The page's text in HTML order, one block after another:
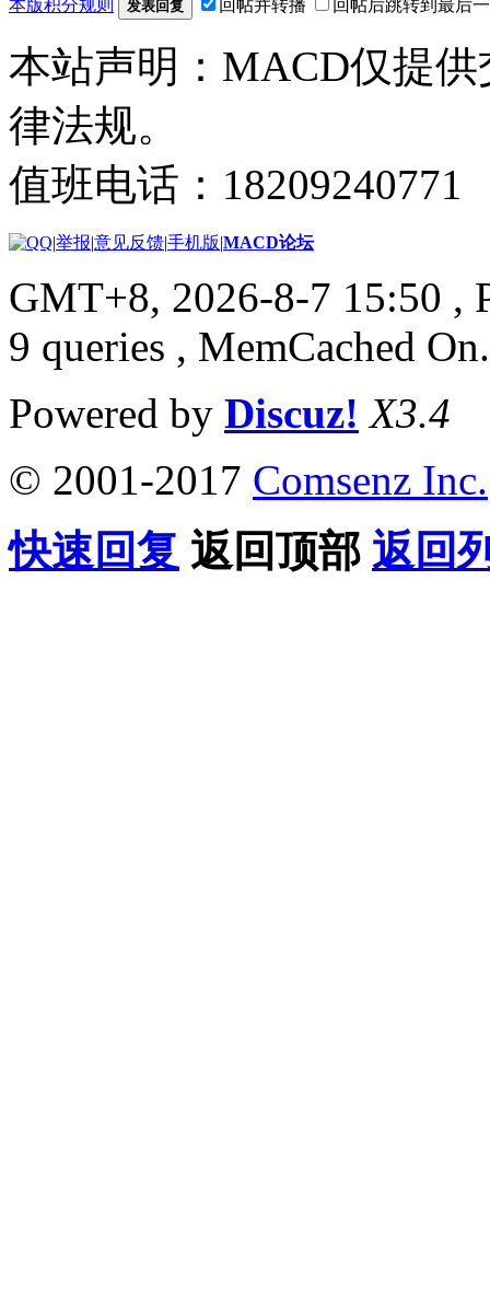
本版积分规则 发表回复 回帖并转播 回帖后跳转到最后
本站声明：MACD仅提
律法规。
值班电话：
|举报|意见反馈|手机版|MACD论坛
GMT+8, 2026-8-7 15:50 ,
9 queries , MemCached On.
Powered by Discuz! X3.4
© 2001-2017 Comsenz Inc.
快速回复 返回顶部 返回